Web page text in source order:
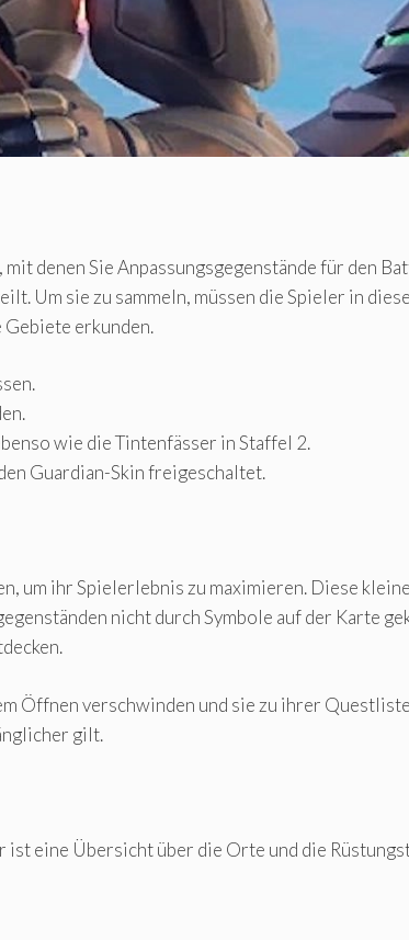
denen Sie Anpassungsgegenstände für den
Um sie zu sammeln, müssen die Spieler in
Gebiete erkunden.
wie die Tintenfässer in Staffel 2.
Guardian-Skin freigeschaltet.
um ihr Spielerlebnis zu maximieren. Diese
nicht durch Symbole auf der Karte
Öffnen verschwinden und sie zu ihrer
gilt.
eine Übersicht über die Orte und die